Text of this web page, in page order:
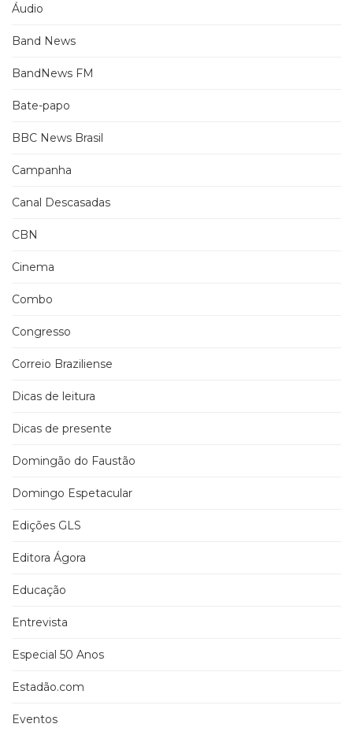
Áudio
Band News
BandNews FM
Bate-papo
BBC News Brasil
Campanha
Canal Descasadas
CBN
Cinema
Combo
Congresso
Correio Braziliense
Dicas de leitura
Dicas de presente
Domingão do Faustão
Domingo Espetacular
Edições GLS
Editora Ágora
Educação
Entrevista
Especial 50 Anos
Estadão.com
Eventos